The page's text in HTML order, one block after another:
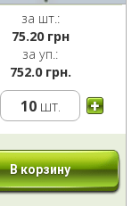
за шт.:
75.20 грн
за уп.:
752.0 грн.
10шт.
В корзину